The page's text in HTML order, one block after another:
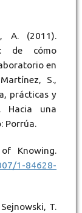
A. (2011).
de cómo
en
S.,
prácticas y
Hacia una
Porrúa.
Knowing.
1-84628-
T.